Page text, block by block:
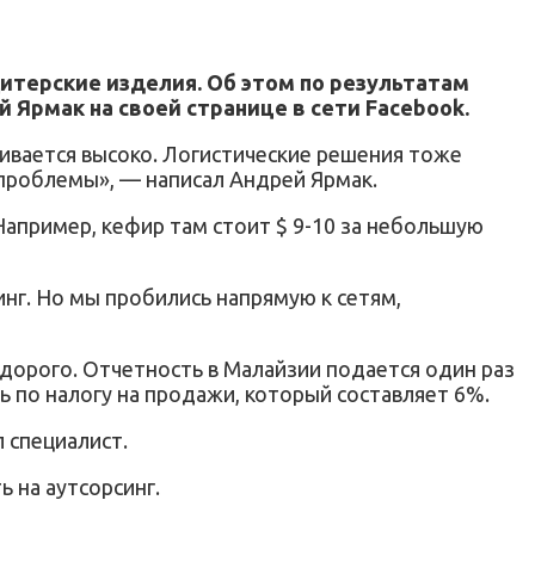
изделия. Об этом по результатам
на своей странице в сети Facebook.
высоко. Логистические решения тоже
— написал Андрей Ярмак.
кефир там стоит $ 9-10 за небольшую
Но мы пробились напрямую к сетям,
Отчетность в Малайзии подается один раз
по налогу на продажи, который составляет 6%.
аутсорсинг.